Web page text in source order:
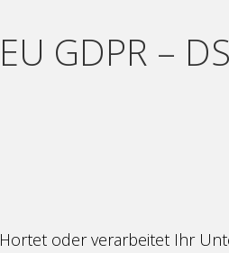
EU GDPR –
Hortet oder verarbeitet Ihr